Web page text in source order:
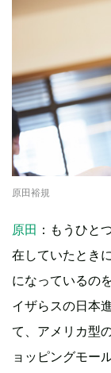
原田裕規
原田 ：もうひと
在していたとき
になっているの
イザらスの日本
て、アメリカ型
ョッピングモー